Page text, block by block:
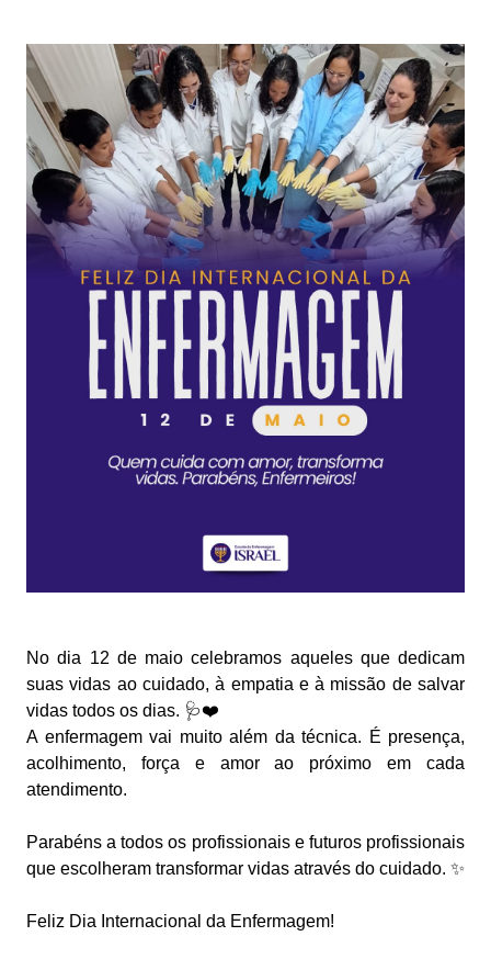
No dia 12 de maio celebramos aqueles que dedicam
suas vidas ao cuidado, à empatia e à missão de salvar
vidas todos os dias. 🩺❤️
A enfermagem vai muito além da técnica. É presença,
acolhimento, força e amor ao próximo em cada
atendimento.
Parabéns a todos os profissionais e futuros profissionais
que escolheram transformar vidas através do cuidado. ✨
Feliz Dia Internacional da Enfermagem!